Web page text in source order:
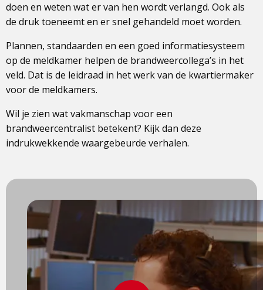
doen en weten wat er van hen wordt verlangd. Ook als
de druk toeneemt en er snel gehandeld moet worden.
Plannen, standaarden en een goed informatiesysteem
op de meldkamer helpen de brandweercollega’s in het
veld. Dat is de leidraad in het werk van de kwartiermaker
voor de meldkamers.
Wil je zien wat vakmanschap voor een
brandweercentralist betekent? Kijk dan deze
indrukwekkende waargebeurde verhalen.